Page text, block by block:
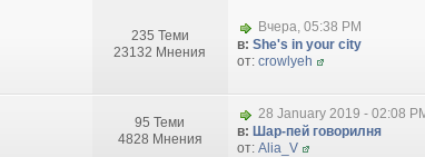
235 Теми
23132 Мнения
Вчера, 05:38 PM
в: She's in your city
от: crowlyeh
95 Теми
4828 Мнения
28 January 2019 - 02:08
в: Шар-пей говорилня
от: Alia_V